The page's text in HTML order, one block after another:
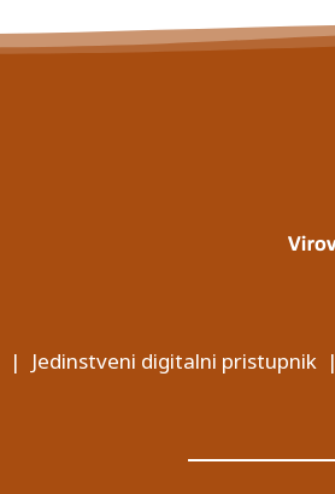
| Jedinstveni digitalni pristupnik|